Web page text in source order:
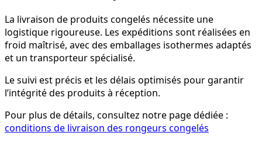
La livraison de produits congelés nécessite une
logistique rigoureuse. Les expéditions sont réalisées en
froid maîtrisé, avec des emballages isothermes adaptés
et un transporteur spécialisé.
Le suivi est précis et les délais optimisés pour garantir
l’intégrité des produits à réception.
Pour plus de détails, consultez notre page dédiée :
conditions de livraison des rongeurs congelés